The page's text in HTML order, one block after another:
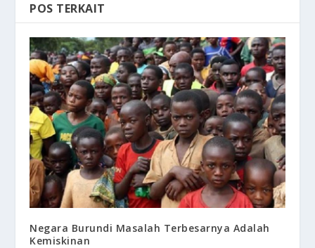
POS TERKAIT
Negara Burundi Masalah Terbesarnya Adalah
Kemiskinan